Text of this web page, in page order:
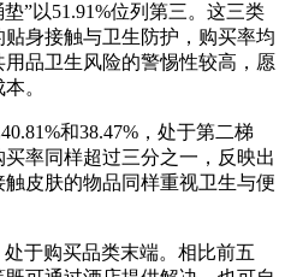
”以51.91%位列第三。这三类
身接触与卫生防护，购买率均
品卫生风险的警惕性较高，愿
。
和38.47%，处于第二梯
率同样超过三分之一，反映出
皮肤的物品同样重视卫生与便
于购买品类末端。相比前五